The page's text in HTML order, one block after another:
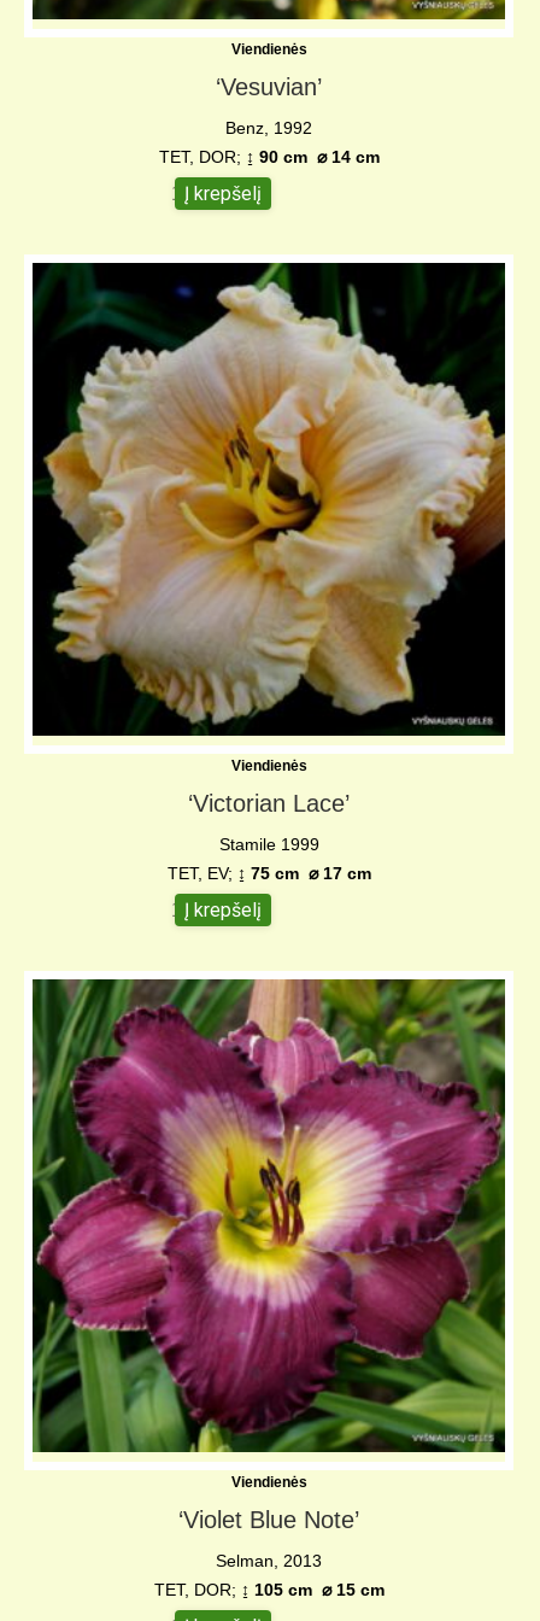
Viendienės
‘Vesuvian’
Benz, 1992
TET, DOR; ↨ 90 cm ⌀ 14 cm
10,00€
Į krepšelį
Viendienės
‘Victorian Lace’
Stamile 1999
TET, EV; ↨ 75 cm ⌀ 17 cm
12,00€
Į krepšelį
Viendienės
‘Violet Blue Note’
Selman, 2013
TET, DOR; ↨ 105 cm ⌀15 cm